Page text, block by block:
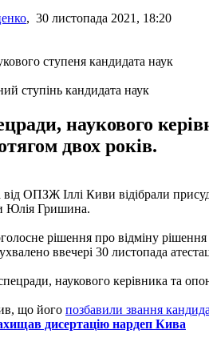
, 30 листопада 2021, 18:20
ступінь кандидата наук
наукового
двох років.
ОПЗЖ Іллі Киви відібрали
Юлія Гришина.
рішення про відміну
ввечері 30 листопада
наукового керівника та
що його позбавили звання
дисертацію нардеп Кива